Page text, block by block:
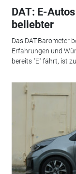
DAT: E-
beliebter
Das DAT-Barometer
Erfahrungen und
bereits "E" fährt, ist